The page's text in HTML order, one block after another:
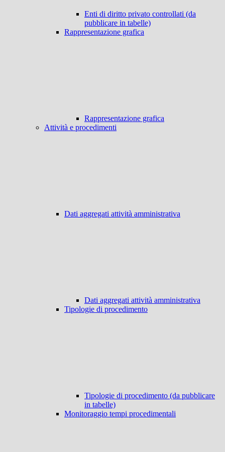
Enti di diritto privato controllati (da
pubblicare in tabelle)
Rappresentazione grafica
Rappresentazione grafica
Attività e procedimenti
Dati aggregati attività amministrativa
Dati aggregati attività amministrativa
Tipologie di procedimento
Tipologie di procedimento (da pubblicare
in tabelle)
Monitoraggio tempi procedimentali